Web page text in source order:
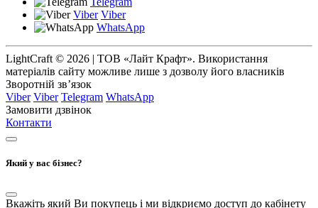
Viber Viber
WhatsApp
LightCraft © 2026 | ТОВ «Лайт Крафт». Використання
матеріалів сайту можливе лише з дозволу його власників
Зворотній зв’язок
Viber Viber Telegram WhatsApp
Замовити дзвінок
Контакти
Який у вас бізнес?
Вкажіть який Ви покупець і ми відкриємо доступ до кабінету